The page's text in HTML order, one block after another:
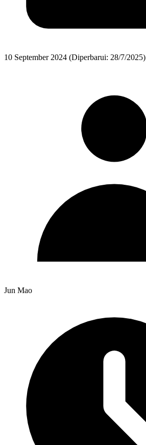
10 September 2024 (Diperbarui: 28/7/2025)
Jun Mao